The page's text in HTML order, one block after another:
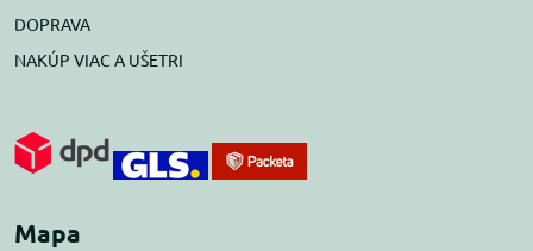
DOPRAVA
NAKÚP VIAC A UŠETRI
Mapa